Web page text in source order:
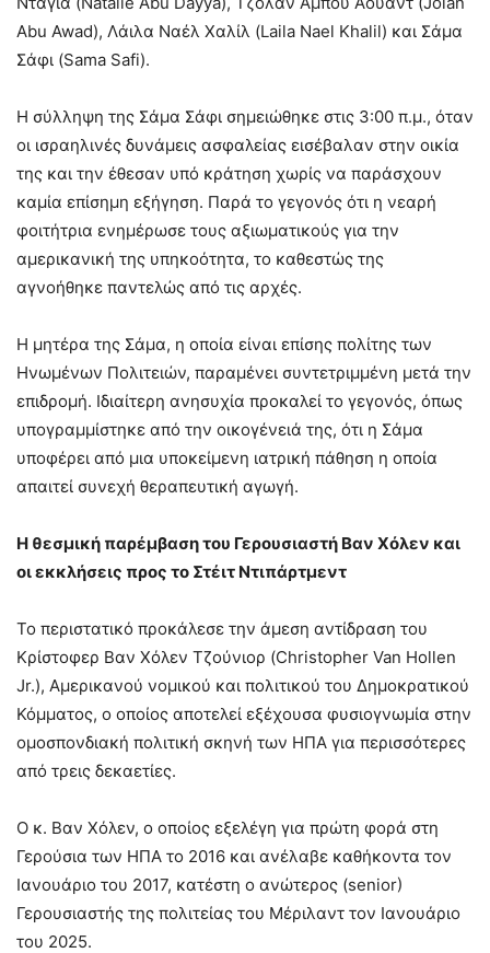
Abu Awad), Λάιλα Ναέλ Χαλίλ (Laila Nael Khalil) και Σάμα
Σάφι (Sama Safi).
Η σύλληψη της Σάμα Σάφι σημειώθηκε στις 3:00 π.μ., όταν
οι ισραηλινές δυνάμεις ασφαλείας εισέβαλαν στην οικία
της και την έθεσαν υπό κράτηση χωρίς να παράσχουν
καμία επίσημη εξήγηση. Παρά το γεγονός ότι η νεαρή
φοιτήτρια ενημέρωσε τους αξιωματικούς για την
αμερικανική της υπηκοότητα, το καθεστώς της
αγνοήθηκε παντελώς από τις αρχές.
Η μητέρα της Σάμα, η οποία είναι επίσης πολίτης των
Ηνωμένων Πολιτειών, παραμένει συντετριμμένη μετά την
επιδρομή. Ιδιαίτερη ανησυχία προκαλεί το γεγονός, όπως
υπογραμμίστηκε από την οικογένειά της, ότι η Σάμα
υποφέρει από μια υποκείμενη ιατρική πάθηση η οποία
απαιτεί συνεχή θεραπευτική αγωγή.
Η θεσμική παρέμβαση του Γερουσιαστή Βαν Χόλεν και
οι εκκλήσεις προς το Στέιτ Ντιπάρτμεντ
Το περιστατικό προκάλεσε την άμεση αντίδραση του
Κρίστοφερ Βαν Χόλεν Τζούνιορ (Christopher Van Hollen
Jr.), Αμερικανού νομικού και πολιτικού του Δημοκρατικού
Κόμματος, ο οποίος αποτελεί εξέχουσα φυσιογνωμία στην
ομοσπονδιακή πολιτική σκηνή των ΗΠΑ για περισσότερες
από τρεις δεκαετίες.
Ο κ. Βαν Χόλεν, ο οποίος εξελέγη για πρώτη φορά στη
Γερούσια των ΗΠΑ το 2016 και ανέλαβε καθήκοντα τον
Ιανουάριο του 2017, κατέστη ο ανώτερος (senior)
Γερουσιαστής της πολιτείας του Μέριλαντ τον Ιανουάριο
του 2025.